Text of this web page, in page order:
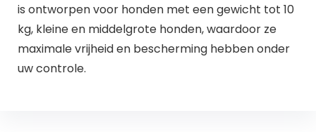
is ontworpen voor honden met een gewicht tot 10
kg, kleine en middelgrote honden, waardoor ze
maximale vrijheid en bescherming hebben onder
uw controle.